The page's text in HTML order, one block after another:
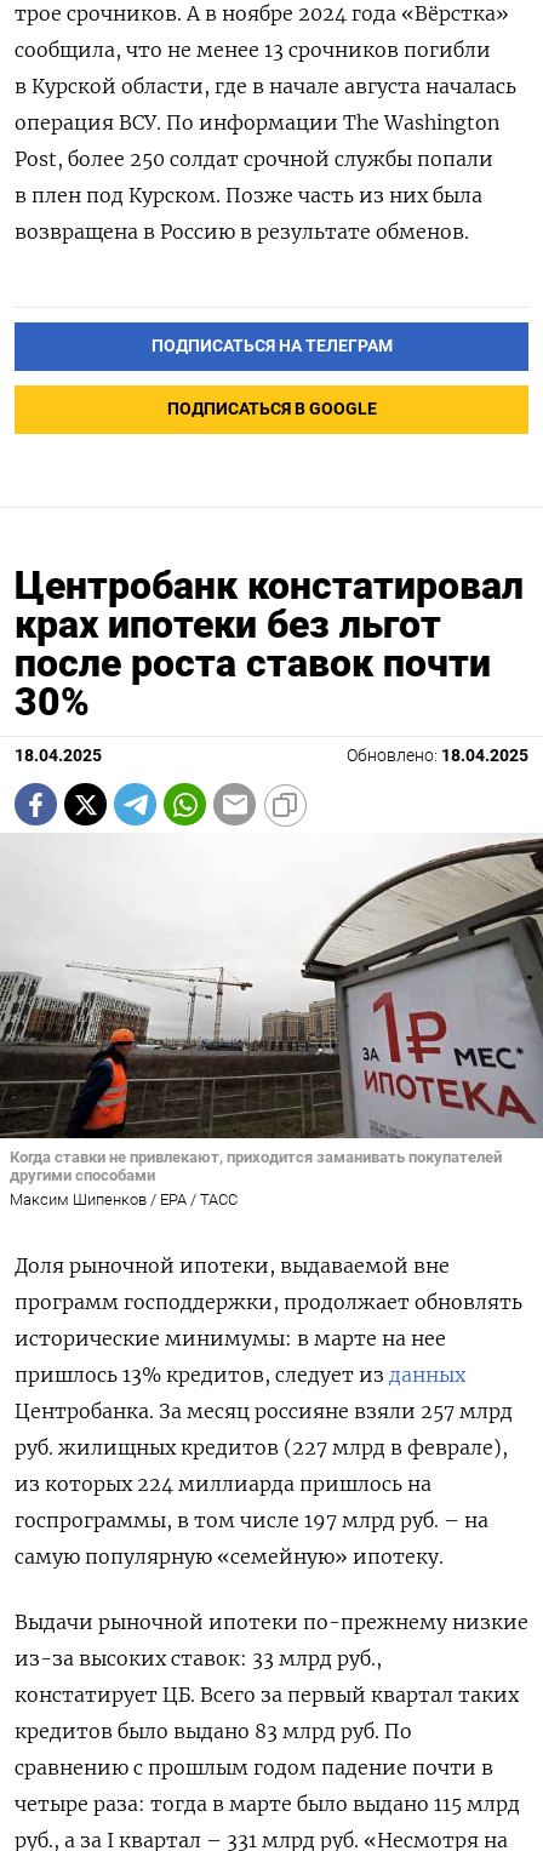
Подписывайтесь на The Moscow
Times в Telegram —
@moscowtimes_ru
трое срочников. А в ноябре 2024 года «Вёрстка»
сообщила, что не менее 13 срочников погибли
в Курской области, где в начале августа началась
операция ВСУ. По информации The Washington
Post, более 250 солдат срочной службы попали
в плен под Курском. Позже часть из них была
возвращена в Россию в результате обменов.
ПОДПИСАТЬСЯ НА ТЕЛЕГРАМ
ПОДПИСАТЬСЯ В GOOGLE
Центробанк констатировал
крах ипотеки без льгот
после роста ставок почти
30%
18.04.2025 Обновлено: 18.04.2025
Когда ставки не привлекают, приходится заманивать покупателей
другими способами
Максим Шипенков / EPA / ТАСС
Доля рыночной ипотеки, выдаваемой вне
программ господдержки, продолжает обновлять
исторические минимумы: в марте на нее
пришлось 13% кредитов, следует из данных
Центробанка. За месяц россияне взяли 257 млрд
руб. жилищных кредитов (227 млрд в феврале),
из которых 224 миллиарда пришлось на
госпрограммы, в том числе 197 млрд руб. – на
самую популярную «семейную» ипотеку.
Выдачи рыночной ипотеки по-прежнему низкие
из-за высоких ставок: 33 млрд руб.,
констатирует ЦБ. Всего за первый квартал таких
кредитов было выдано 83 млрд руб. По
сравнению с прошлым годом падение почти в
четыре раза: тогда в марте было выдано 115 млрд
руб., а за I квартал – 331 млрд руб. «Несмотря на